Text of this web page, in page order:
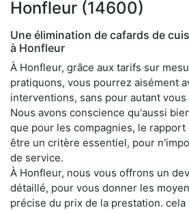
Honfleur (14600)
Une élimination de cafards de
à Honfleur
À Honfleur, grâce aux tarifs sur
pratiquons, vous pourrez aisément
interventions, sans pour autant vous
Nous avons conscience qu'aussi
que pour les compagnies, le
être un critère essentiel, pour
de service.
À Honfleur, nous vous offrons un
détaillé, pour vous donner les
précise du prix de la prestation.